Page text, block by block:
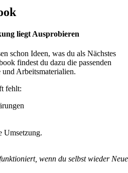
liegt Ausprobieren
schon Ideen, was du als Nächstes
findest du dazu die passenden
Arbeitsmaterialien.
fehlt:
Umsetzung.
wenn du selbst wieder